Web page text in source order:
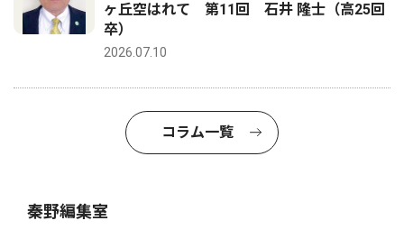
ヶ丘空はれて 第11回 石井 隆士（高25回
卒）
2026.07.10
コラム一覧
秦野編集室